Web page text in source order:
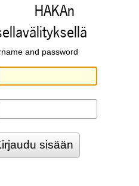
HAKAn
välityksellä
and password